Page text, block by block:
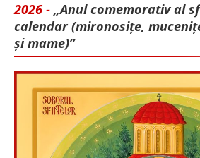
2026 - „Anul comemorativ al
calendar (mironosițe,
și mame)”